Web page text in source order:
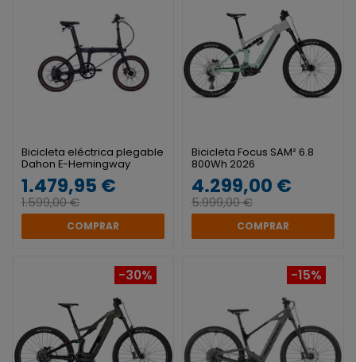
Bicicleta eléctrica plegable
Dahon E-Hemingway
1.479,95 €
1.599,00 €
COMPRAR
Bicicleta Focus SAM² 6.8
800Wh 2026
4.299,00 €
5.999,00 €
COMPRAR
-30% -15%